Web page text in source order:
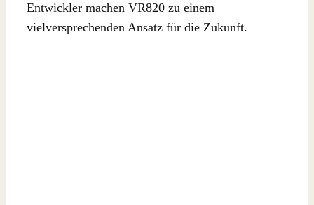
Entwickler machen VR820 zu einem
vielversprechenden Ansatz für die Zukunft.